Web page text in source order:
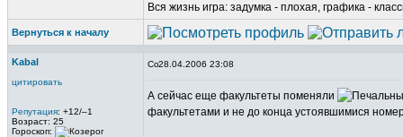
Вся жизнь игра: задумка - плохая, графика -
Вернуться к началу
Kabal
цитировать
Репутация: +12/–1
Возраст: 25
Гороскоп:
28.04.2006 23:08
А сейчас еще факультеты поменяли
факультетами и не до конца устоявшимися